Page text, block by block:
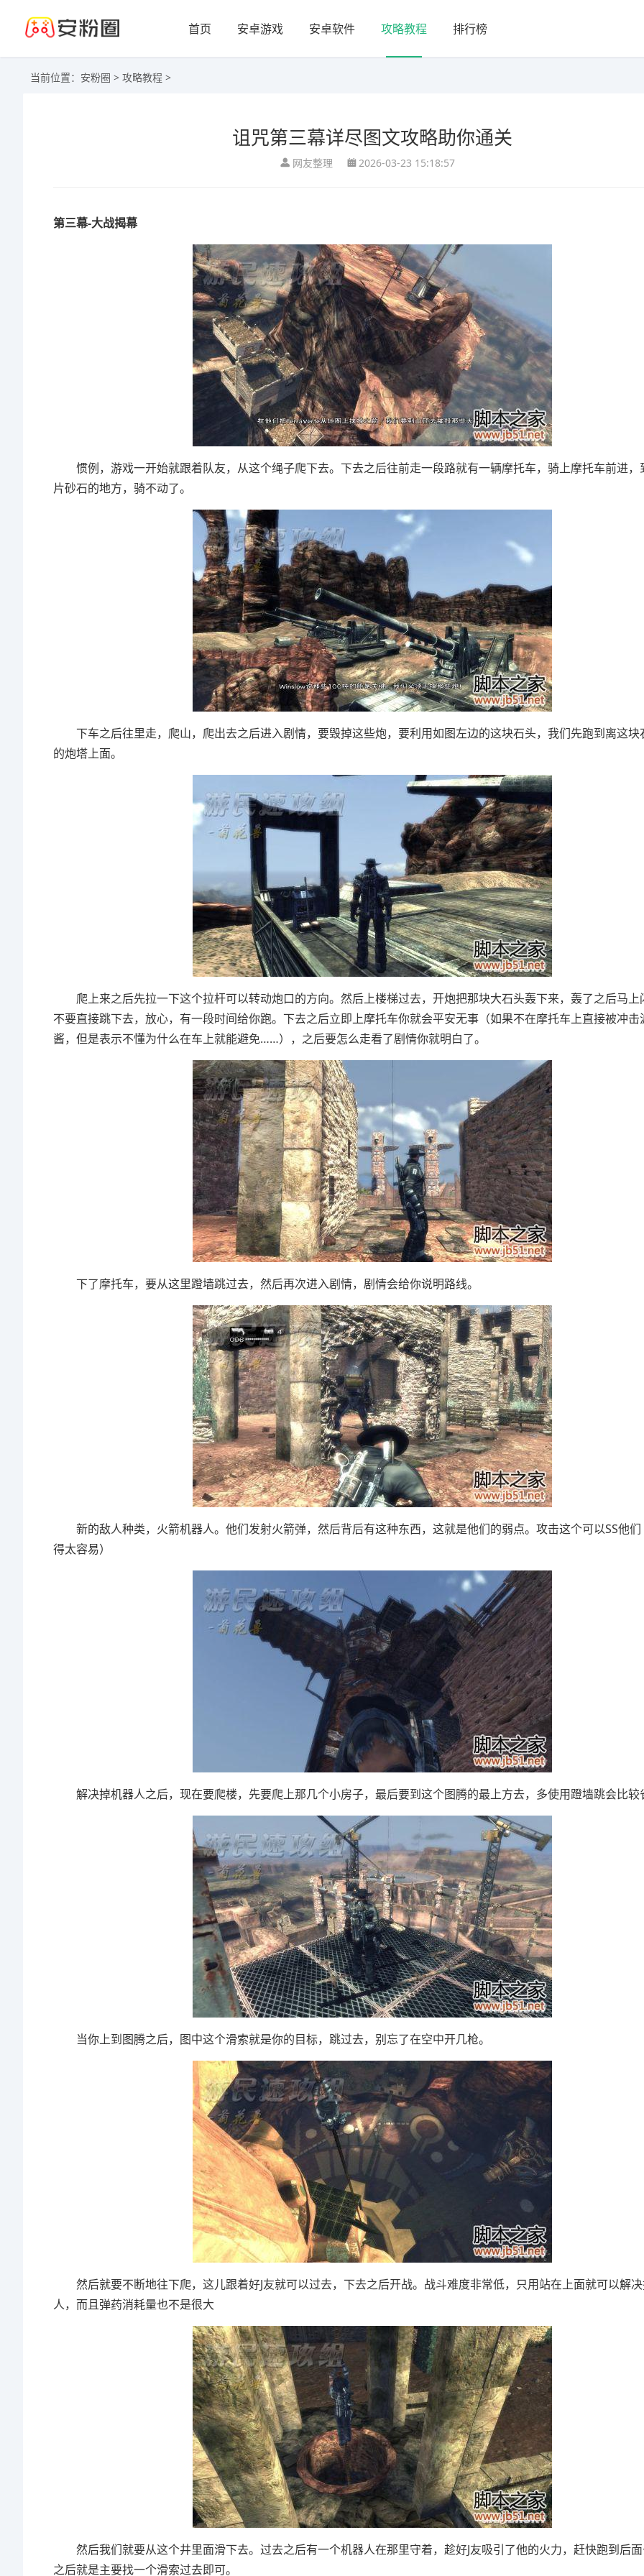
首页 安卓游戏 安卓软件 攻略教程 排行榜
当前位置： 安粉圈 > 攻略教程 >
诅咒第三幕详尽图文攻略助你通关
网友整理 2026-03-23 15:18:57
第三幕-大战揭幕
惯例，游戏一开始就跟着队友，从这个绳子爬下去。下去之后往前走一段路就有一辆摩托车，骑上摩托车前进，
片砂石的地方，骑不动了。
下车之后往里走，爬山，爬出去之后进入剧情，要毁掉这些炮，要利用如图左边的这块石头，我们先跑到离这块
的炮塔上面。
爬上来之后先拉一下这个拉杆可以转动炮口的方向。然后上楼梯过去，开炮把那块大石头轰下来，轰了之后马上
不要直接跳下去，放心，有一段时间给你跑。下去之后立即上摩托车你就会平安无事（如果不在摩托车上直接被冲击
酱，但是表示不懂为什么在车上就能避免……），之后要怎么走看了剧情你就明白了。
下了摩托车，要从这里蹬墙跳过去，然后再次进入剧情，剧情会给你说明路线。
新的敌人种类，火箭机器人。他们发射火箭弹，然后背后有这种东西，这就是他们的弱点。攻击这个可以SS他们
得太容易）
解决掉机器人之后，现在要爬楼，先要爬上那几个小房子，最后要到这个图腾的最上方去，多使用蹬墙跳会比较
当你上到图腾之后，图中这个滑索就是你的目标，跳过去，别忘了在空中开几枪。
然后就要不断地往下爬，这儿跟着好J友就可以过去，下去之后开战。战斗难度非常低，只用站在上面就可以解
人，而且弹药消耗量也不是很大
然后我们就要从这个井里面滑下去。过去之后有一个机器人在那里守着，趁好J友吸引了他的火力，赶快跑到后
之后就是主要找一个滑索过去即可。